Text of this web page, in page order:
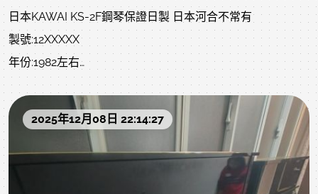
日本KAWAI KS-2F鋼琴保證日製 日本河合不常有
製號:12XXXXX
年份:1982左右
價格:38800元特色:
音色很棒，不會有高音或低音較悶的現象
響版木料高檔，打擊系統都是木頭用料不是塑膠用料
實木支柱音色柔美，觸鍵柔和紮實
日本大品牌，品質有保障，讓您無後顧之憂，買得安心放
2025年12月08日 22:14:27